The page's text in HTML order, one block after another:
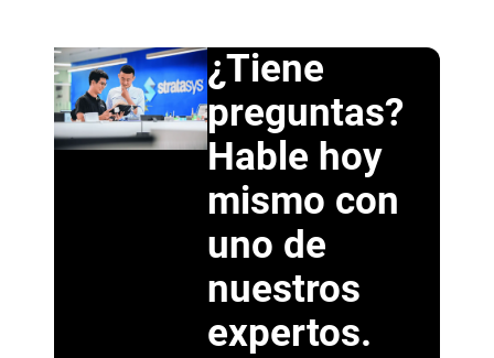
¿Tiene
preguntas?
Hable hoy
mismo con
uno de
nuestros
expertos.